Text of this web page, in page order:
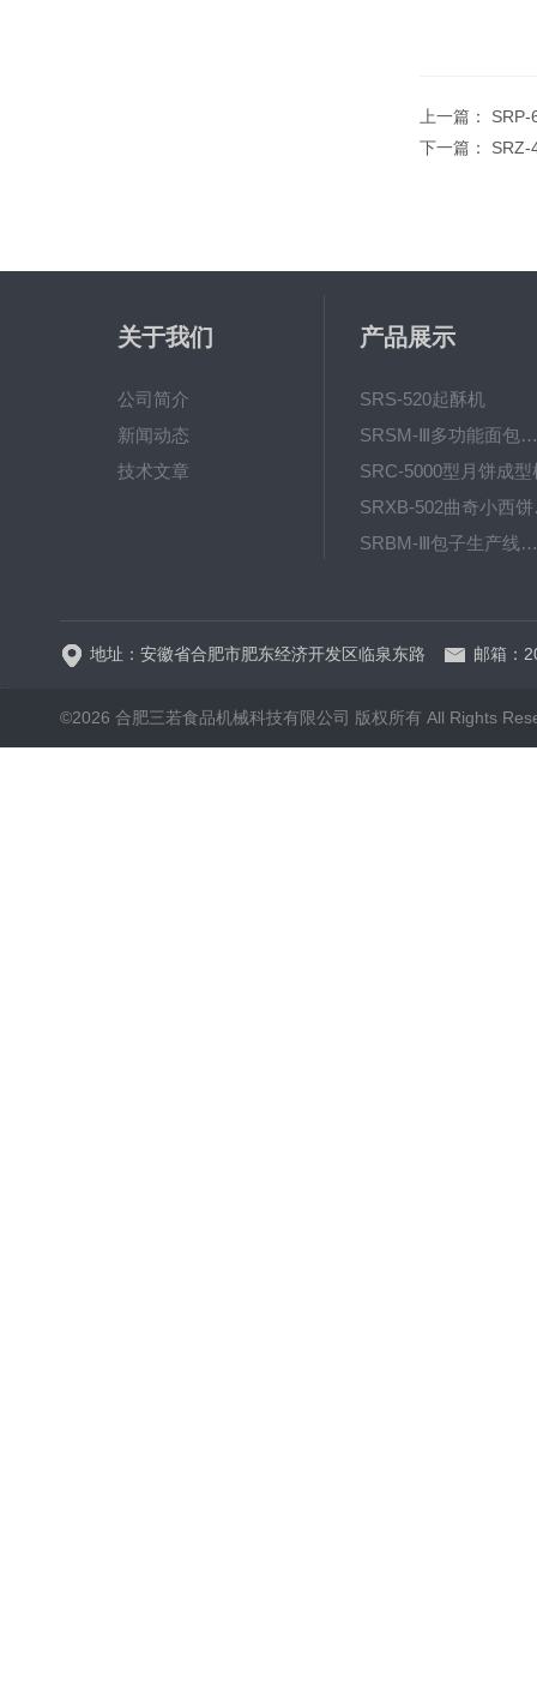
上一篇： SRP-
下一篇： SRZ-
关于我们
公司简介
新闻动态
技术文章
产品展示
SRS-520起酥机
SRSM-Ⅲ多功能面包生产线 酥饼机
SRC-5000型月饼成型
SRBM-Ⅲ包子生产线（包子机）
地址：安徽省合肥市肥东经济开发区临泉东路 邮箱：
©2026 合肥三若食品机械科技有限公司 版权所有 All Rights